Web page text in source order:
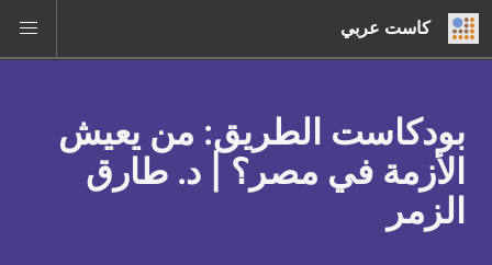
كاست عربي
بودكاست الطريق: من يعيش
الأزمة في مصر؟ | د. طارق
الزمر